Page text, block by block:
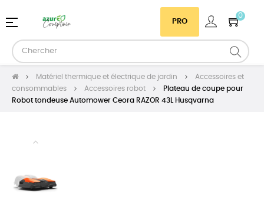
PRO
0
Basculer
navigation
☰
Matériel thermique et électrique de jardin
Accessoires et
consommables
Accessoires robot
Plateau de coupe pour
Robot tondeuse Automower Ceora RAZOR 43L Husqvarna